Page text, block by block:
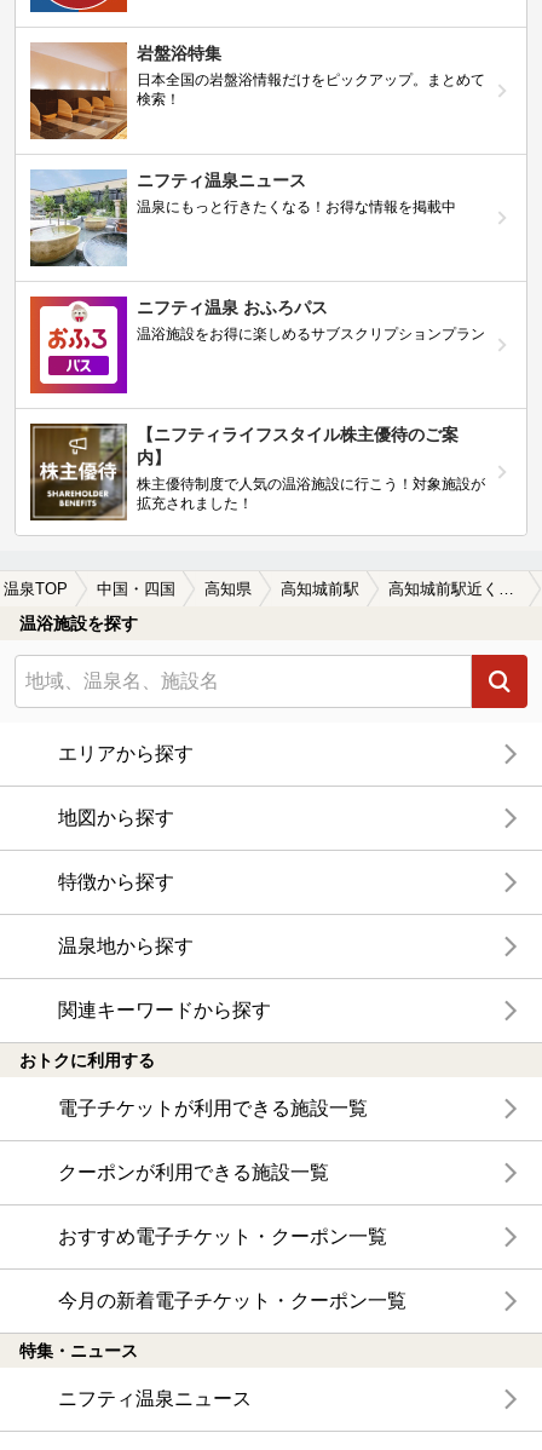
岩盤浴特集
日本全国の岩盤浴情報だけをピックアップ。まとめて
検索！
ニフティ温泉ニュース
温泉にもっと行きたくなる！お得な情報を掲載中
ニフティ温泉 おふろパス
温浴施設をお得に楽しめるサブスクリプションプラン
【ニフティライフスタイル株主優待のご案
内】
株主優待制度で人気の温浴施設に行こう！対象施設が
拡充されました！
温泉TOP 中国・四国 高知県 高知城前駅
温浴施設を探す
エリアから探す
地図から探す
特徴から探す
温泉地から探す
関連キーワードから探す
おトクに利用する
電子チケットが利用できる施設一覧
クーポンが利用できる施設一覧
おすすめ電子チケット・クーポン一覧
今月の新着電子チケット・クーポン一覧
特集・ニュース
ニフティ温泉ニュース